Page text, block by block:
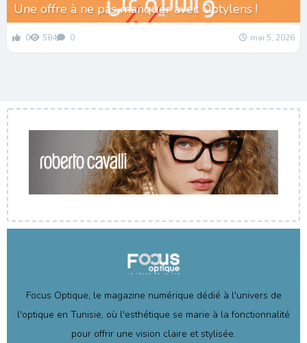
Une offre à ne pas manquer avec Optylens !
0 584 0 mai 5, 2026
Focus Optique, le magazine numérique dédié à l'univers de
l'optique en Tunisie, où l'esthétique se marie à la fonctionnalité
pour offrir une vision claire et stylisée.